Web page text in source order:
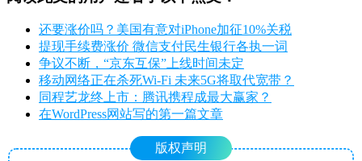
还要涨价吗？美国有意对iPhone加征10%关税
提现手续费涨价 微信支付民生银行各执一词
争议不断，“京东互保”上线时间未定
移动网络正在杀死Wi-Fi 未来5G将取代宽带？
同程艺龙终上市：腾讯携程成最大赢家？
在WordPress网站写的第一篇文章
版权声明